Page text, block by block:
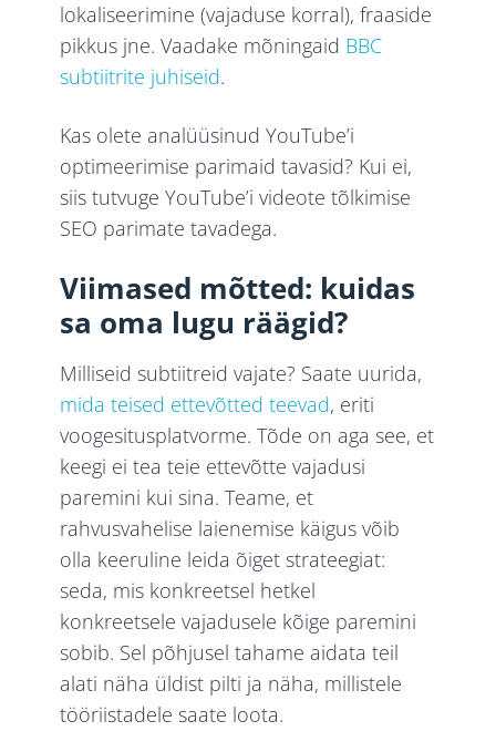
lokaliseerimine (vajaduse korral), fraaside
pikkus jne. Vaadake mõningaid BBC
subtiitrite juhiseid.
Kas olete analüüsinud YouTube’i
optimeerimise parimaid tavasid? Kui ei,
siis tutvuge YouTube’i videote tõlkimise
SEO parimate tavadega.
Viimased mõtted: kuidas
sa oma lugu räägid?
Milliseid subtiitreid vajate? Saate uurida,
mida teised ettevõtted teevad, eriti
voogesitusplatvorme. Tõde on aga see, et
keegi ei tea teie ettevõtte vajadusi
paremini kui sina. Teame, et
rahvusvahelise laienemise käigus võib
olla keeruline leida õiget strateegiat:
seda, mis konkreetsel hetkel
konkreetsele vajadusele kõige paremini
sobib. Sel põhjusel tahame aidata teil
alati näha üldist pilti ja näha, millistele
tööriistadele saate loota.